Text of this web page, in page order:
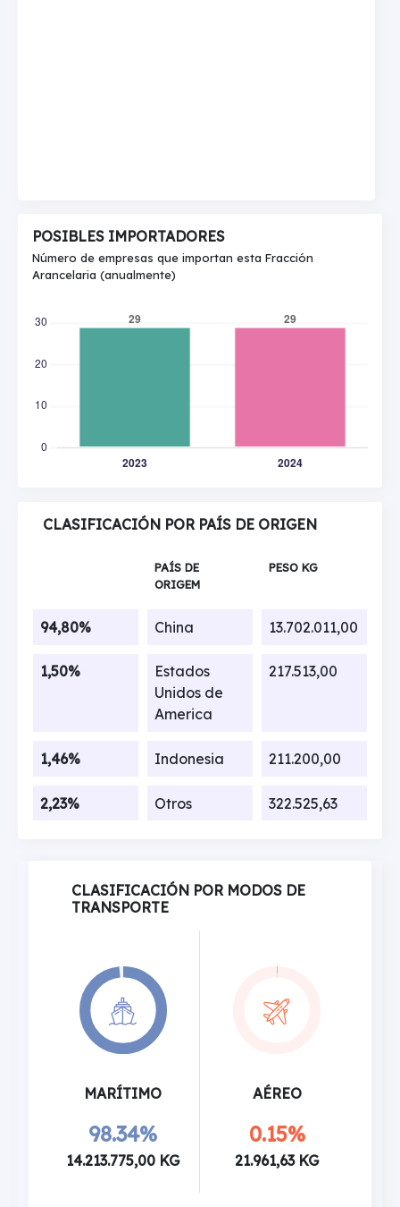
POSIBLES IMPORTADORES
Número de empresas que importan esta Fracción
Arancelaria (anualmente)
CLASIFICACIÓN POR PAÍS DE ORIGEN
PAÍS DE
ORIGEM
PESO KG
94,80% China 13.702.011,00
1,50%
Estados
Unidos de
America
217.513,00
1,46% Indonesia 211.200,00
2,23% Otros 322.525,63
CLASIFICACIÓN POR MODOS DE
TRANSPORTE
MARÍTIMO
98.34%
14.213.775,00 KG
AÉREO
0.15%
21.961,63 KG